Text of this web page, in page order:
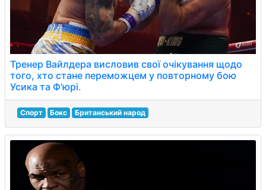
Тренер Вайлдера висловив свої очікування щодо
того, хто стане переможцем у повторному бою
Усика та Ф'юрі.
Спорт Бокс Британський народ